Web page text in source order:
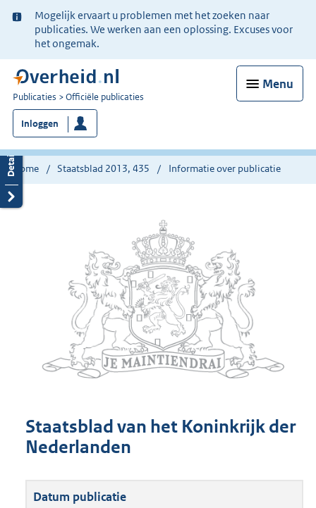
Ter
informatie:
Mogelijk ervaart u problemen met het zoeken naar
publicaties. We werken aan een oplossing. Excuses voor
het ongemak.
Menu
U
bent
nu
hier:
Publicaties Officiële publicaties
Inloggen
Home Staatsblad 2013, 435 Informatie over publicatie
Staatsblad van het Koninkrijk der
Nederlanden